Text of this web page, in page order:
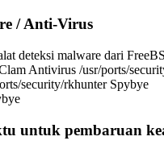
/ Anti-Virus
deteksi malware dari
Antivirus /usr/ports/
security/rkhunter Spybye
untuk pembaruan